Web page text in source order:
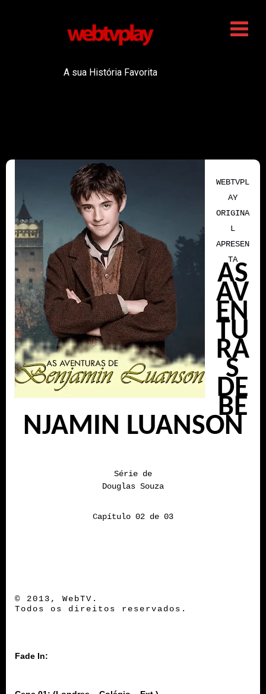
A sua História Favorita
WEBTVPL
AY
ORIGINA
L
APRESEN
TA
AS
AV
EN
TU
RA
S
DE
BE
NJAMIN LUANSON
Série de
Douglas Souza
Capítulo 02 de 03
© 2013, WebTV.
Todos os direitos reservados.
Fade In: